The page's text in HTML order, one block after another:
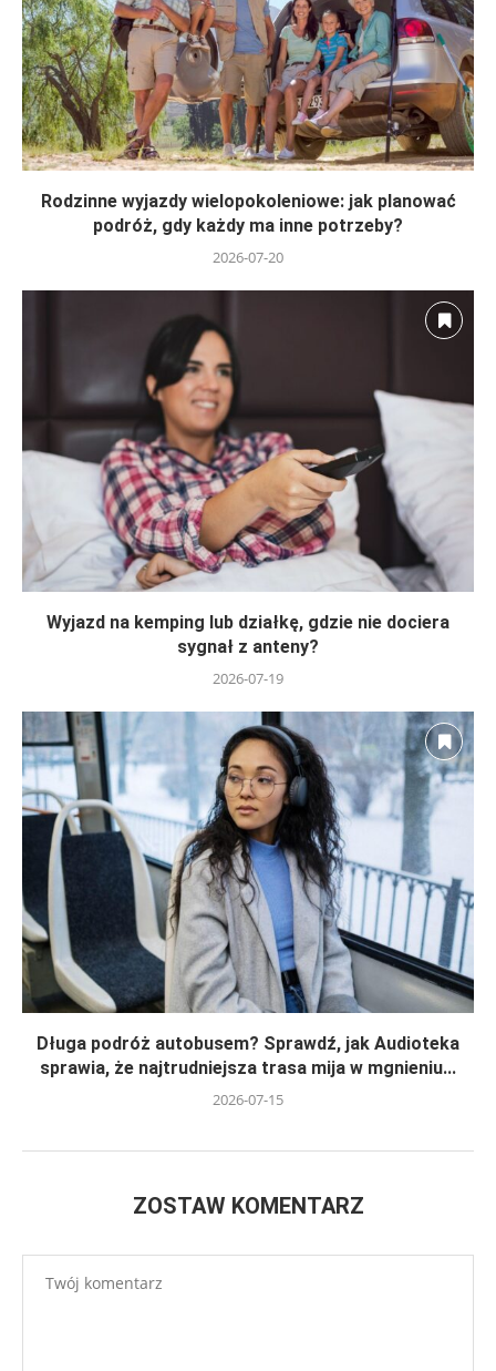
Rodzinne wyjazdy wielopokoleniowe: jak planować
podróż, gdy każdy ma inne potrzeby?
2026-07-20
Wyjazd na kemping lub działkę, gdzie nie dociera
sygnał z anteny?
2026-07-19
Długa podróż autobusem? Sprawdź, jak Audioteka
sprawia, że najtrudniejsza trasa mija w mgnieniu...
2026-07-15
ZOSTAW KOMENTARZ